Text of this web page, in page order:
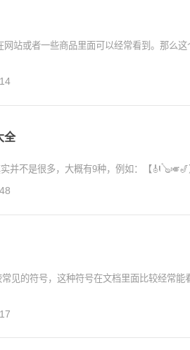
站或者一些商品里面可以经常看到。那么
全
并不是很多，大概有9种，例如：【🎻🪕🎺🎷
见的符号，这种符号在文档里面比较经常